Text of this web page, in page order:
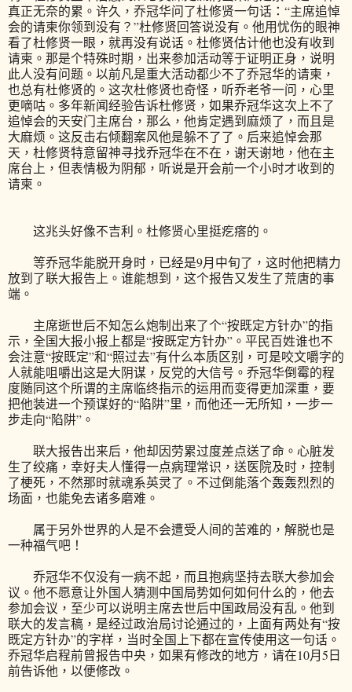
真正无奈的累。许久，乔冠华问了杜修贤一句话：“主席追悼
会的请柬你领到没有？”杜修贤回答说没有。他用忧伤的眼神
看了杜修贤一眼，就再没有说话。杜修贤估计他也没有收到
请柬。那是个特殊时期，出来参加活动等于证明正身，说明
此人没有问题。以前凡是重大活动都少不了乔冠华的请柬，
也总有杜修贤的。这次杜修贤也奇怪，听乔老爷一问，心里
更嘀咕。多年新闻经验告诉杜修贤，如果乔冠华这次上不了
追悼会的天安门主席台，那么，他肯定遇到麻烦了，而且是
大麻烦。这反击右倾翻案风他是躲不了了。后来追悼会那
天，杜修贤特意留神寻找乔冠华在不在，谢天谢地，他在主
席台上，但表情极为阴郁，听说是开会前一个小时才收到的
请柬。
这兆头好像不吉利。杜修贤心里挺疙瘩的。
等乔冠华能脱开身时，已经是9月中旬了，这时他把精力
放到了联大报告上。谁能想到，这个报告又发生了荒唐的事
端。
主席逝世后不知怎么炮制出来了个“按既定方针办”的指
示，全国大报小报上都是“按既定方针办”。平民百姓谁也不
会注意“按既定”和“照过去”有什么本质区别，可是咬文嚼字的
人就能咀嚼出这是大阴谋，反党的大信号。乔冠华倒霉的程
度随同这个所谓的主席临终指示的运用而变得更加深重，要
把他装进一个预谋好的“陷阱”里，而他还一无所知，一步一
步走向“陷阱”。
联大报告出来后，他却因劳累过度差点送了命。心脏发
生了绞痛，幸好夫人懂得一点病理常识，送医院及时，控制
了梗死，不然那时就魂系英灵了。不过倒能落个轰轰烈烈的
场面，也能免去诸多磨难。
属于另外世界的人是不会遭受人间的苦难的，解脱也是
一种福气吧！
乔冠华不仅没有一病不起，而且抱病坚持去联大参加会
议。他不愿意让外国人猜测中国局势如何如何什么的，他去
参加会议，至少可以说明主席去世后中国政局没有乱。他到
联大的发言稿，是经过政治局讨论通过的，上面有两处有“按
既定方针办”的字样，当时全国上下都在宣传使用这一句话。
乔冠华启程前曾报告中央，如果有修改的地方，请在10月5日
前告诉他，以便修改。